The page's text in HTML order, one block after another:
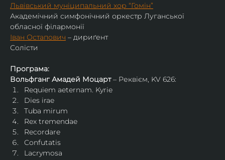
Львівський муніципальний хор “Гомін”
Академічний симфонічний оркестр Луганської
обласної філармонії
Іван Остапович – дириґент
Солісти
Програма:
Вольфганг Амадей Моцарт – Реквієм, KV 626:
Requiem aeternam. Kyrie
Dies irae
Tuba mirum
Rex tremendae
Recordare
Confutatis
Lacrymosa